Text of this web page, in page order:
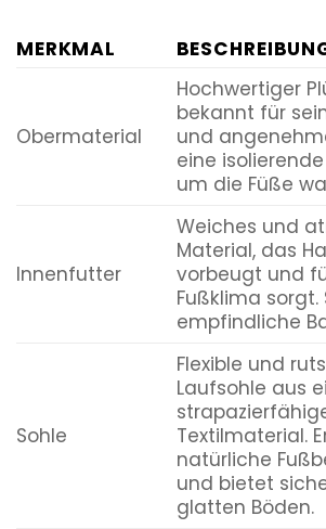
MERKMAL
Obermaterial
Hochwertiger
bekannt für
und
eine
um die Füße
Innenfutter
Weiches und
Material, das
vorbeugt und
Fußklima sorgt.
empfindliche
Sohle
Flexible und
Laufsohle aus
Textilmaterial.
natürliche
und bietet
glatten Böden.